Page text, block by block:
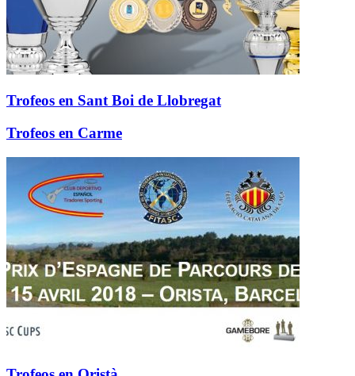
Trofeos en Sant Boi de Llobregat
Trofeos en Carme